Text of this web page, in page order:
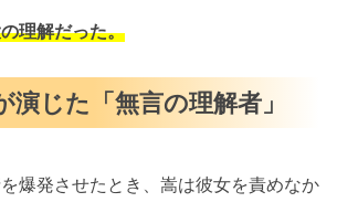
理解だった。
演じた「無言の理解者」
爆発させたとき、嵩は彼女を責めなか